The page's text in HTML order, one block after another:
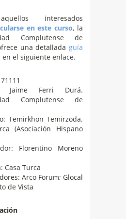
interesados
en este curso, la
Complutense de
una detallada guía
en el siguiente enlace.
Jaime Ferri Durá.
Complutense de
Temirkhon Temirzoda.
(Asociación Hispano
Florentino Moreno
Casa Turca
Arco Forum; Glocal
de Vista